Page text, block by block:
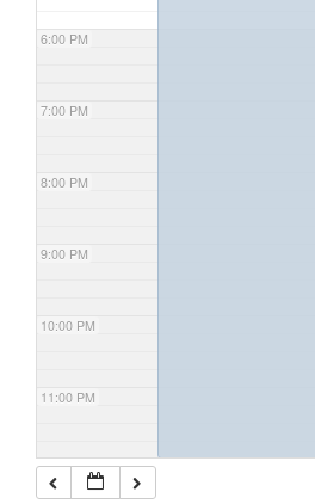
6:00 PM
7:00 PM
8:00 PM
9:00 PM
10:00 PM
11:00 PM